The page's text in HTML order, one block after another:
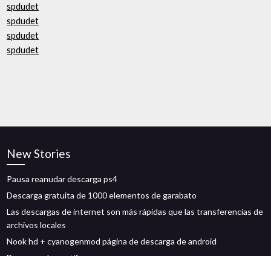
spdudet
spdudet
spdudet
spdudet
New Stories
Pausa reanudar descarga ps4
Descarga gratuita de 1000 elementos de garabato
Las descargas de internet son más rápidas que las transferencias de
archivos locales
Nook hd + cyanogenmod página de descarga de android